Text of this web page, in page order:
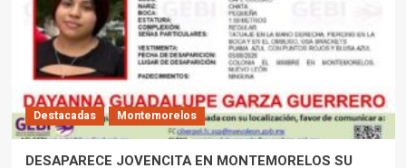
Destacadas Montemorelos
DESAPARECE JOVENCITA EN MONTEMORELOS SU